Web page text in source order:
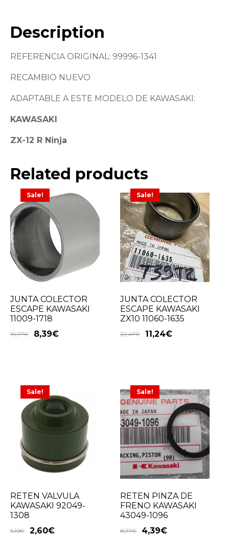
Description
REFERENCIA ORIGINAL: 99996-1341
RECAMBIO NUEVO
ADAPTABLE A ESTE MODELO DE KAWASAKI:
KAWASAKI
ZX-12 R Ninja
Related products
Sale!
JUNTA COLECTOR
ESCAPE KAWASAKI
11009-1718
16,77€ 8,39€
Sale!
JUNTA COLECTOR
ESCAPE KAWASAKI
ZX10 11060-1635
22,47€ 11,24€
Sale!
RETEN VALVULA
KAWASAKI 92049-
1308
5,19€ 2,60€
Sale!
RETEN PINZA DE
FRENO KAWASAKI
43049-1096
8,77€ 4,39€